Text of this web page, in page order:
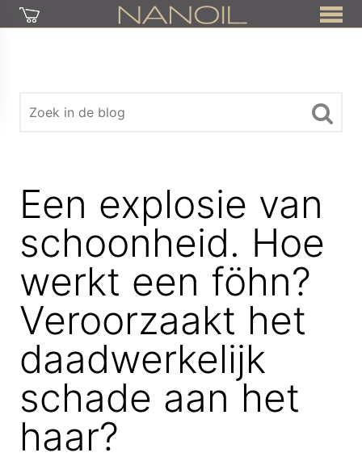
Een explosie van
schoonheid. Hoe
werkt een föhn?
Veroorzaakt het
daadwerkelijk
schade aan het
haar?